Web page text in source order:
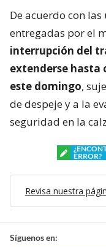
De acuerdo con
entregadas por el
interrupción del
extenderse hasta
este domingo,
de despeje y a la
seguridad en la
ERROR?
Revisa nuestra
Síguenos en: